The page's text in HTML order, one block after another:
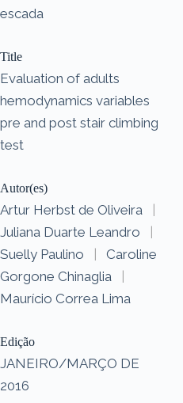
escada
Title
Evaluation of adults
hemodynamics variables
pre and post stair climbing
test
Autor(es)
Artur Herbst de Oliveira
|
Juliana Duarte Leandro
|
Suelly Paulino
|
Caroline
Gorgone Chinaglia
|
Maurício Correa Lima
Edição
JANEIRO/MARÇO DE
2016